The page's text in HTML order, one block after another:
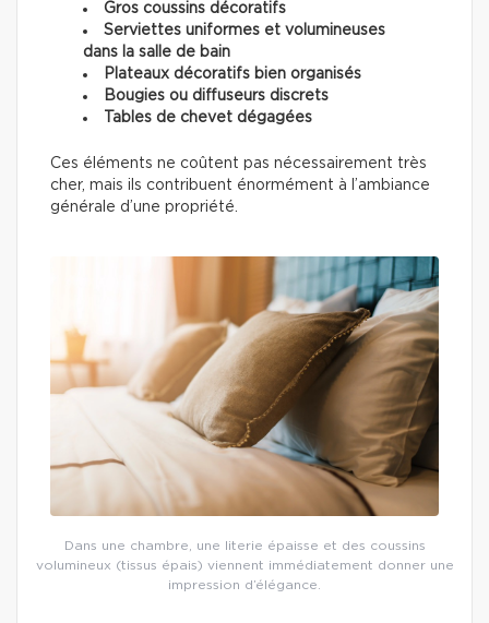
Gros coussins décoratifs
Serviettes uniformes et volumineuses
dans la salle de bain
Plateaux décoratifs bien organisés
Bougies ou diffuseurs discrets
Tables de chevet dégagées
Ces éléments ne coûtent pas nécessairement très
cher, mais ils contribuent énormément à l’ambiance
générale d’une propriété.
Dans une chambre, une literie épaisse et des coussins
volumineux (tissus épais) viennent immédiatement donner une
impression d’élégance.